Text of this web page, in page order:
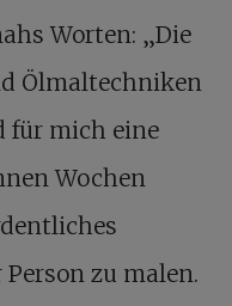
Worten: „Die
Ölmaltechniken
für mich eine
Wochen
zu malen.